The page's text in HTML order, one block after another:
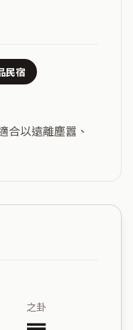
民宿
合以遠離塵囂、
之卦